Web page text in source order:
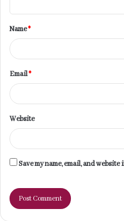
t
*Name*
Email*
Website
Save my name, email, and